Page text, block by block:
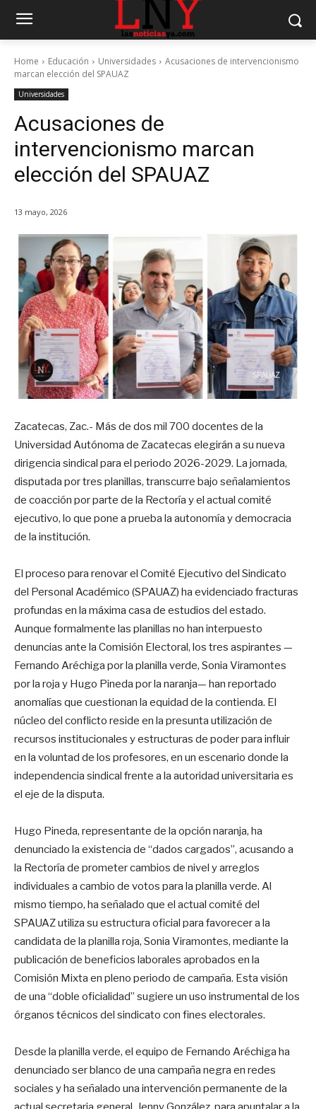
Home Educación Universidades
Acusaciones de intervencionismo
marcan elección del SPAUAZ
Universidades
Acusaciones de
intervencionismo marcan
elección del SPAUAZ
13 mayo, 2026
Zacatecas, Zac.- Más de dos mil 700 docentes de la
Universidad Autónoma de Zacatecas elegirán a su nueva
dirigencia sindical para el periodo 2026-2029. La jornada,
disputada por tres planillas, transcurre bajo señalamientos
de coacción por parte de la Rectoría y el actual comité
ejecutivo, lo que pone a prueba la autonomía y democracia
de la institución.
El proceso para renovar el Comité Ejecutivo del Sindicato
del Personal Académico (SPAUAZ) ha evidenciado fracturas
profundas en la máxima casa de estudios del estado.
Aunque formalmente las planillas no han interpuesto
denuncias ante la Comisión Electoral, los tres aspirantes —
Fernando Aréchiga por la planilla verde, Sonia Viramontes
por la roja y Hugo Pineda por la naranja— han reportado
anomalías que cuestionan la equidad de la contienda. El
núcleo del conflicto reside en la presunta utilización de
recursos institucionales y estructuras de poder para influir
en la voluntad de los profesores, en un escenario donde la
independencia sindical frente a la autoridad universitaria es
el eje de la disputa.
Hugo Pineda, representante de la opción naranja, ha
denunciado la existencia de “dados cargados”, acusando a
la Rectoría de prometer cambios de nivel y arreglos
individuales a cambio de votos para la planilla verde. Al
mismo tiempo, ha señalado que el actual comité del
SPAUAZ utiliza su estructura oficial para favorecer a la
candidata de la planilla roja, Sonia Viramontes, mediante la
publicación de beneficios laborales aprobados en la
Comisión Mixta en pleno periodo de campaña. Esta visión
de una “doble oficialidad” sugiere un uso instrumental de los
órganos técnicos del sindicato con fines electorales.
Desde la planilla verde, el equipo de Fernando Aréchiga ha
denunciado ser blanco de una campaña negra en redes
sociales y ha señalado una intervención permanente de la